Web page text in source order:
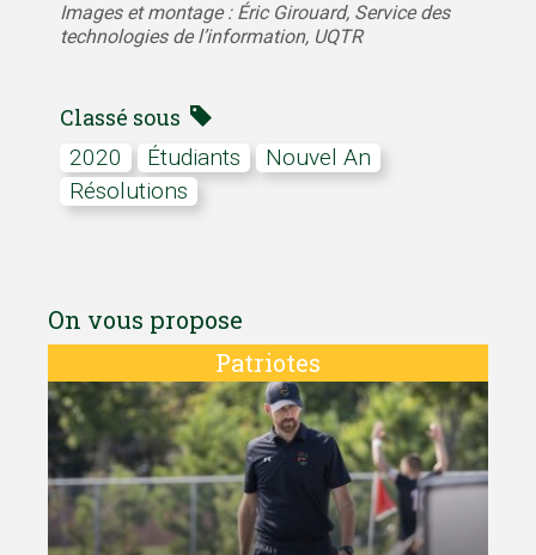
Images et montage : Éric Girouard, Service des
technologies de l’information, UQTR
Classé sous
2020 Étudiants
nouvel An
résolutions
On vous propose
Patriotes